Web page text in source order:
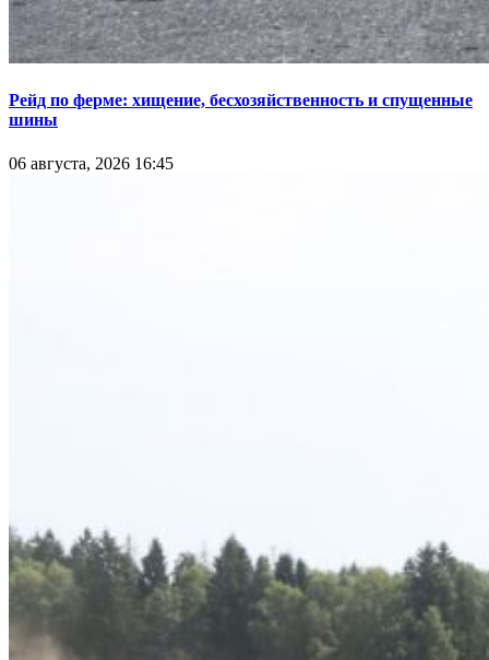
Рейд по ферме: хищение, бесхозяйственность и спущенные
шины
06 августа, 2026 16:45